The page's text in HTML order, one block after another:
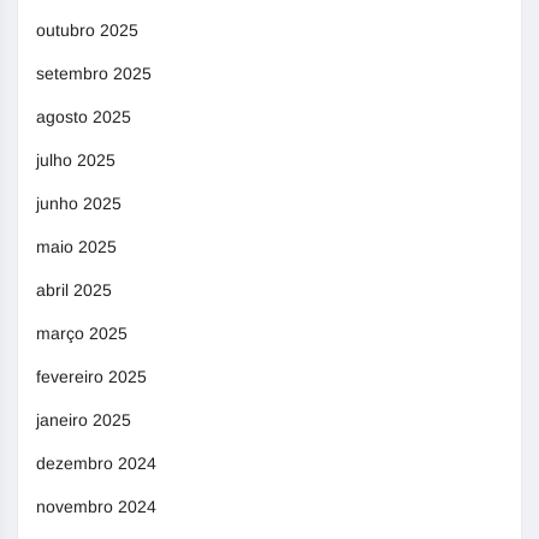
outubro 2025
setembro 2025
agosto 2025
julho 2025
junho 2025
maio 2025
abril 2025
março 2025
fevereiro 2025
janeiro 2025
dezembro 2024
novembro 2024